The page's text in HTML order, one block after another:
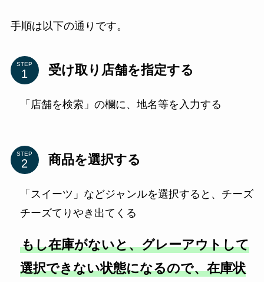
手順は以下の通りです。
STEP 受け取り店舗を指定する
「店舗を検索」の欄に、地名等を入力する
STEP 商品を選択する
「スイーツ」などジャンルを選択すると、チーズ
チーズてりやき出てくる
もし在庫がないと、グレーアウトして
選択できない状態になるので、在庫状